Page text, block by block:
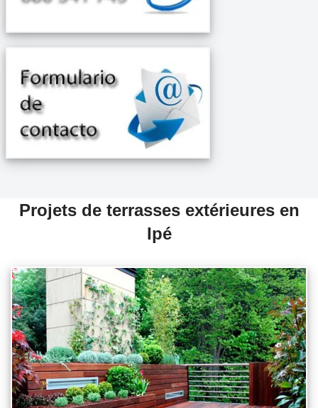
Projets de terrasses extérieures en
Ipé